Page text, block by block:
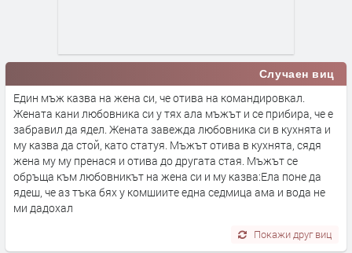
Случаен виц
Един мъж казва на жена си, че отива на командировкал.
Жената кани любовника си у тях ала мъжът и се прибира, че е
забравил да ядел. Жената завежда любовника си в кухнята и
му казва да стой, като статуя. Мъжът отива в кухнята, сядя
жена му му пренася и отива до другата стая. Мъжът се
обръща към любовникът на жена си и му казва:Ела поне да
ядеш, че аз тъка бях у комшиите една седмица ама и вода не
ми дадохал
Покажи друг виц